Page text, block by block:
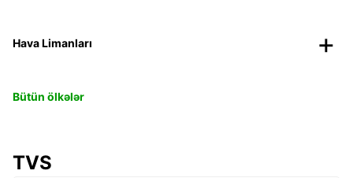
Hava Limanları
Bütün ölkələr
TVS